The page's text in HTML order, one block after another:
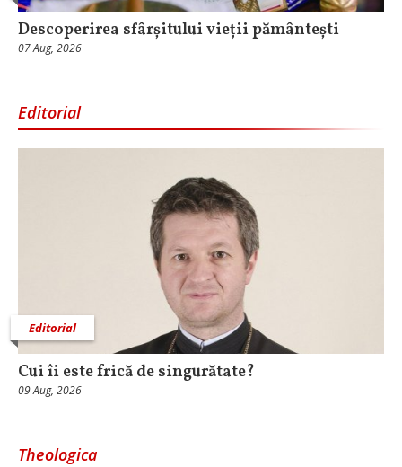
Descoperirea sfârșitului vieții pământești
07 Aug, 2026
Editorial
Editorial
Cui îi este frică de singurătate?
09 Aug, 2026
Theologica